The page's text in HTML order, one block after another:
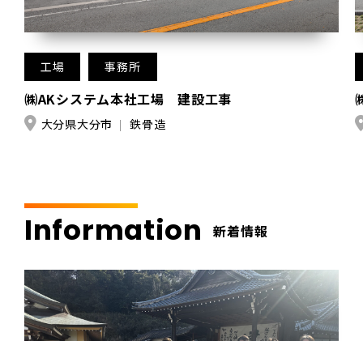
工場 事務所
㈱AKシステム本社工場 建設工事
大分県大分市 鉄骨造
Information 新着情報